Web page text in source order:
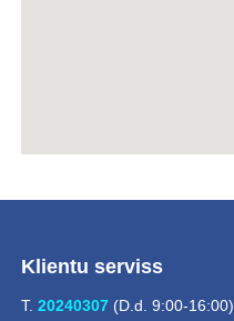
Klientu serviss
T. 20240307(D.d. 9:00-16:00)